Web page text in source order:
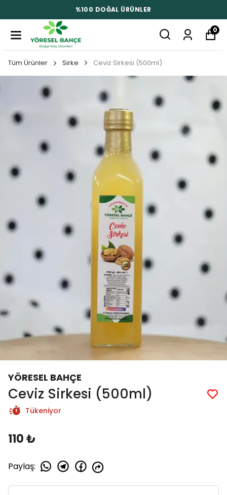
%100 DOĞAL ÜRÜNLER
0
Tüm Ürünler Sirke Ceviz Sirkesi (500ml)
YÖRESEL BAHÇE
Ceviz Sirkesi (500ml)
Tükeniyor
110 ₺
Paylaş: